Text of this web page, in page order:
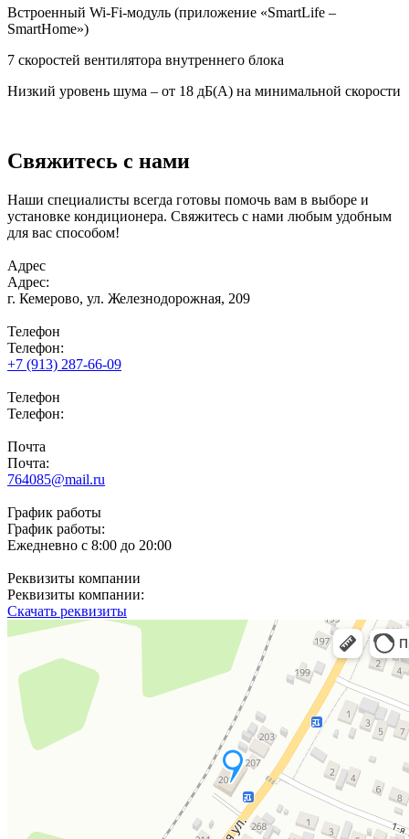
Встроенный Wi-Fi-модуль (приложение «SmartLife –
SmartHome»)
7 скоростей вентилятора внутреннего блока
Низкий уровень шума – от 18 дБ(А) на минимальной скорости
Свяжитесь с нами
Наши специалисты всегда готовы помочь вам в выборе и
установке кондиционера. Свяжитесь с нами любым удобным
для вас способом!
Адрес
Адрес:
г. Кемерово, ул. Железнодорожная, 209
Телефон
Телефон:
+7 (913) 287-66-09
Телефон
Телефон:
Почта
Почта:
764085@mail.ru
График работы
График работы:
Ежедневно с 8:00 до 20:00
Реквизиты компании
Реквизиты компании:
Скачать реквизиты